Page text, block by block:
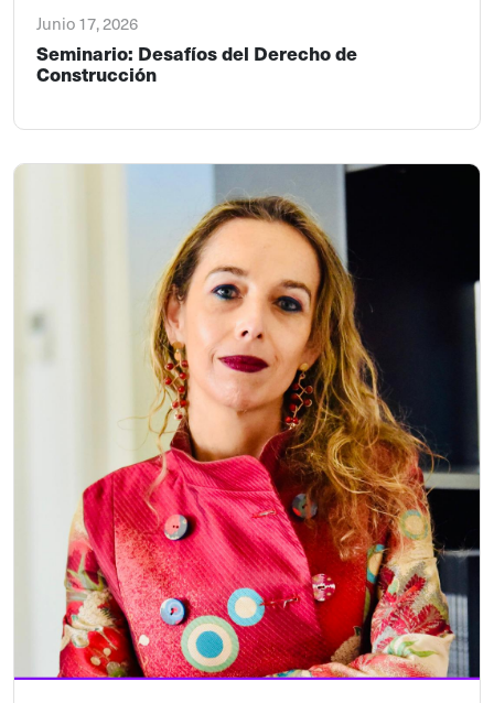
Junio 17, 2026
Seminario: Desafíos del Derecho de
Construcción